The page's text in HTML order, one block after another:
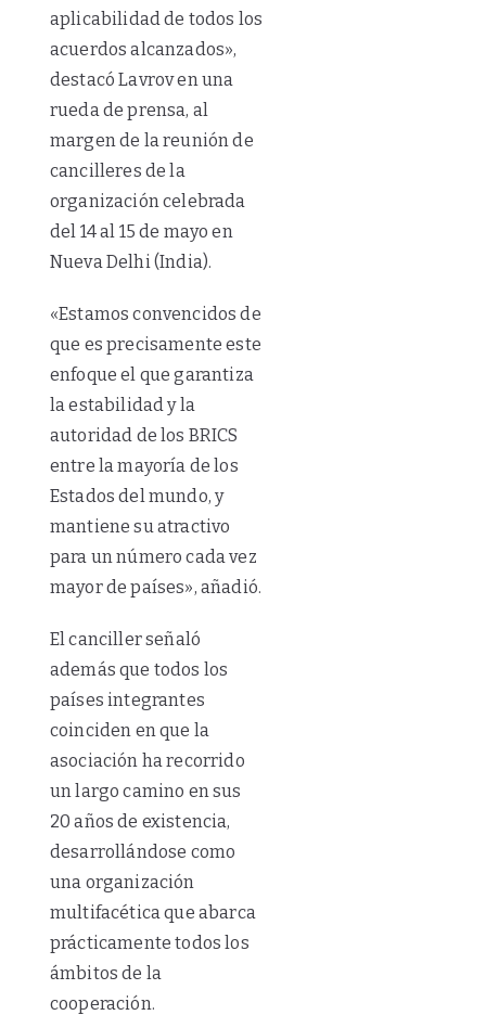
aplicabilidad de todos los
acuerdos alcanzados»,
destacó Lavrov en una
rueda de prensa, al
margen de la reunión de
cancilleres de la
organización celebrada
del 14 al 15 de mayo en
Nueva Delhi (India).
«Estamos convencidos de
que es precisamente este
enfoque el que garantiza
la estabilidad y la
autoridad de los BRICS
entre la mayoría de los
Estados del mundo, y
mantiene su atractivo
para un número cada vez
mayor de países», añadió.
El canciller señaló
además que todos los
países integrantes
coinciden en que la
asociación ha recorrido
un largo camino en sus
20 años de existencia,
desarrollándose como
una organización
multifacética que abarca
prácticamente todos los
ámbitos de la
cooperación.